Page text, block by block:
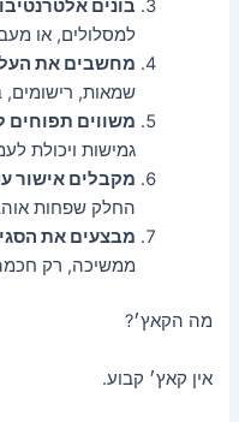
בונים
למסלולים, או
מחשבים את
שמאות, רישומים,
משווים תפוחים
גמישות ויכולת
מקבלים אישור
החלק שפחות
מבצעים את
ממשיכה, רק
מה הקאץ׳?
אין קאץ׳ קבוע.